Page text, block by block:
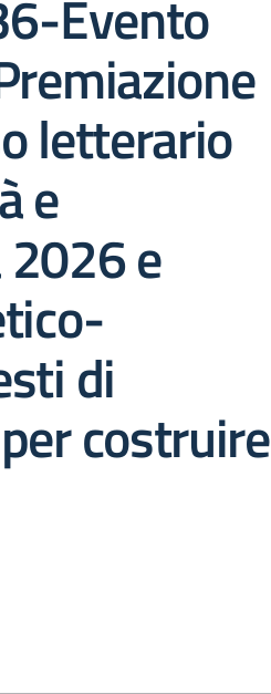
Evento
letterario
e
e
di
costruire